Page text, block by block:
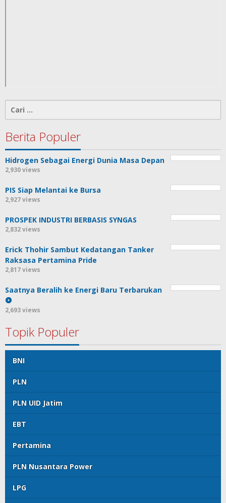
untuk:
Berita Populer
Hidrogen Sebagai Energi Dunia Masa Depan
2,930 views
PIS Siap Melantai ke Bursa
2,927 views
PROSPEK INDUSTRI BERBASIS SYNGAS
2,832 views
Erick Thohir Sambut Kedatangan Tanker
Raksasa Pertamina Pride
2,817 views
Saatnya Beralih ke Energi Baru Terbarukan
2,693 views
Topik Populer
BNI
PLN
PLN UID Jatim
EBT
Pertamina
PLN Nusantara Power
LPG